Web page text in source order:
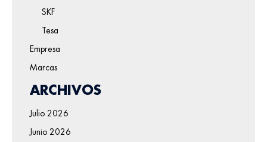
SKF
Tesa
Empresa
Marcas
ARCHIVOS
Julio 2026
Junio 2026